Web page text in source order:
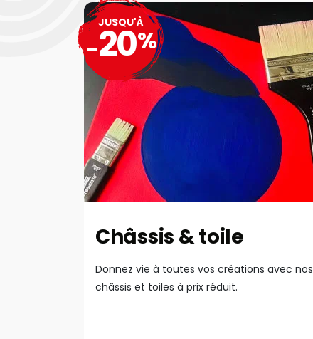
Châssis & toile
Donnez vie à toutes vos créations avec nos
châssis et toiles à prix réduit.
JUSQU'À
-20%